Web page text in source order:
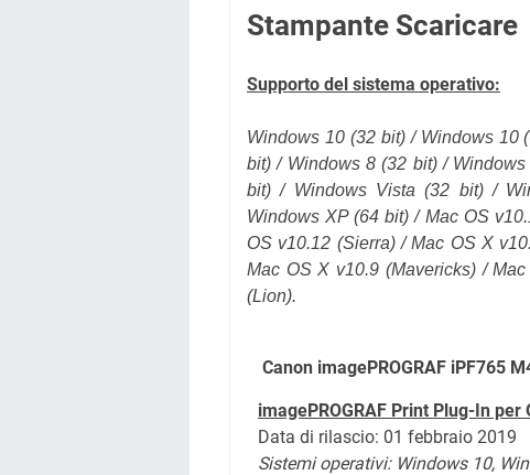
Stampante Scaricare
Supporto del sistema operativo:
Windows 10 (32 bit) / Windows 10 (
bit) / Windows 8 (32 bit) /
bit) / Windows Vista (32 bit) /
Windows XP (64 bit) / Mac OS
OS v10.12 (Sierra)/ Mac OS X
Mac OS X v10.9 (Mavericks) /
(Lion).
Canon imagePROGRAF iPF765
imagePROGRAF Print Plug-In per
Data di rilascio: 01 febbraio 2019
Sistemi operativi: Windows 10,